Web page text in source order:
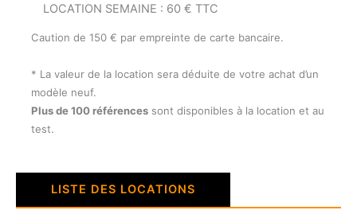
LOCATION SEMAINE : 60 € TTC
Caution de 150 € par empreinte de carte bancaire.
* La valeur de la location sera déduite de votre achat d’un
modèle neuf.
Plus de 100 référencessont disponibles à la location et au
test.
LISTE DES LOCATIONS